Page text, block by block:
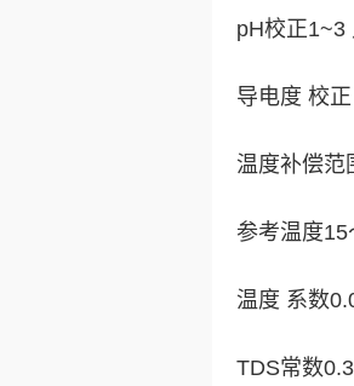
pH校正1~3
导电度 校
温度补偿范
参考温度15
温度 系数
TDS常数